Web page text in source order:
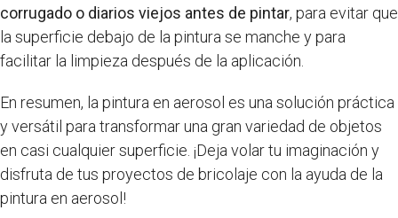
corrugado o diarios viejos antes de pintar, para evitar que
la superficie debajo de la pintura se manche y para
facilitar la limpieza después de la aplicación.
En resumen, la pintura en aerosol es una solución práctica
y versátil para transformar una gran variedad de objetos
en casi cualquier superficie. ¡Deja volar tu imaginación y
disfruta de tus proyectos de bricolaje con la ayuda de la
pintura en aerosol!